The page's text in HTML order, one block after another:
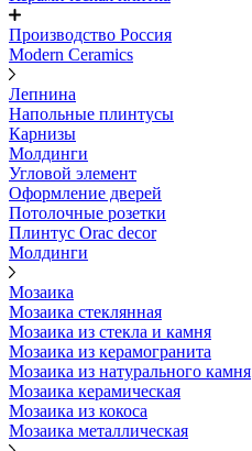
Производство Россия
Modern Ceramics
Лепнина
Напольные плинтусы
Карнизы
Молдинги
Угловой элемент
Оформление дверей
Потолочные розетки
Плинтус Orac decor
Молдинги
Мозаика
Мозаика стеклянная
Мозаика из стекла и камня
Мозаика из керамогранита
Мозаика из натурального камня
Мозаика керамическая
Мозаика из кокоса
Мозаика металлическая